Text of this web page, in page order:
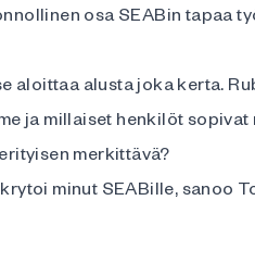
osa SEABin tapaa
aloittaa alusta joka kerta.
ja millaiset henkilöt sopivat
merkittävä?
minut SEABille, sanoo